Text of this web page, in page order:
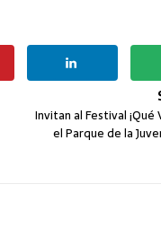
Invitan al Festival ¡Qué
el Parque de la